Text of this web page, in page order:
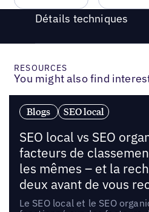
Détails techniques
RESOURCES
You might also find
Blogs SEO local
SEO local vs SEO
facteurs de
les mêmes – et la
deux avant de vous
Le SEO local et le SEO